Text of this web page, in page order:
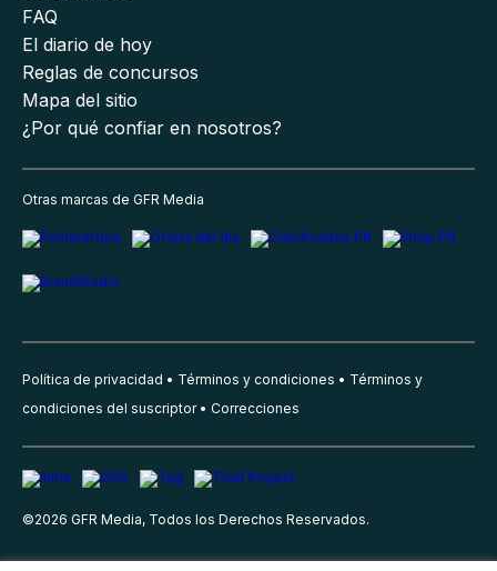
FAQ
El diario de hoy
Reglas de concursos
Mapa del sitio
¿Por qué confiar en nosotros?
Otras marcas de GFR Media
Política de privacidad Términos y condiciones
Términos y
condiciones del suscriptor
Correcciones
©2026 GFR Media, Todos los Derechos Reservados.